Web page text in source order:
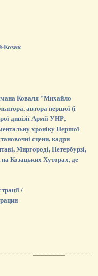
Козак
Коваля "Михайло
автора першої (і
дивізії Армії УНР,
хроніку Першої
сцени, кадри
Миргороді, Петербурзі,
Козацьких Хуторах, де
/